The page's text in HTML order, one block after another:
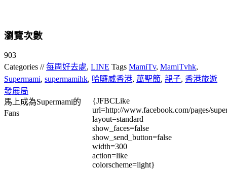
瀏覽次數
903
Categories //每周好去處, LINE Tags MamiTv, MamiTvhk,
Supermami, supermamihk, 哈囉威香港, 萬聖節, 親子, 香港旅遊
發展局
馬上成為Supermami的
Fans
{JFBCLike
url=http://www.facebook.com/pages/
layout=standard
show_faces=false
show_send_button=false
width=300
action=like
colorscheme=light}